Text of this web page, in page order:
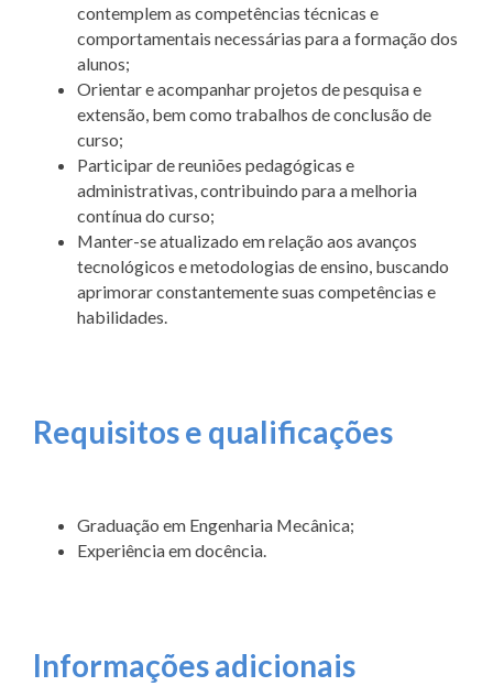
contemplem as competências técnicas e
comportamentais necessárias para a formação dos
alunos;
Orientar e acompanhar projetos de pesquisa e
extensão, bem como trabalhos de conclusão de
curso;
Participar de reuniões pedagógicas e
administrativas, contribuindo para a melhoria
contínua do curso;
Manter-se atualizado em relação aos avanços
tecnológicos e metodologias de ensino, buscando
aprimorar constantemente suas competências e
habilidades.
Requisitos e qualificações
Graduação em Engenharia Mecânica;
Experiência em docência.
Informações adicionais